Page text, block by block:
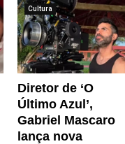
Cultura
Diretor de ‘O
Último Azul’,
Gabriel Mascaro
lança nova